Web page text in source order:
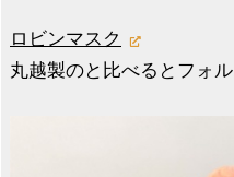
ロビンマスク
丸越製のと比べるとフォ